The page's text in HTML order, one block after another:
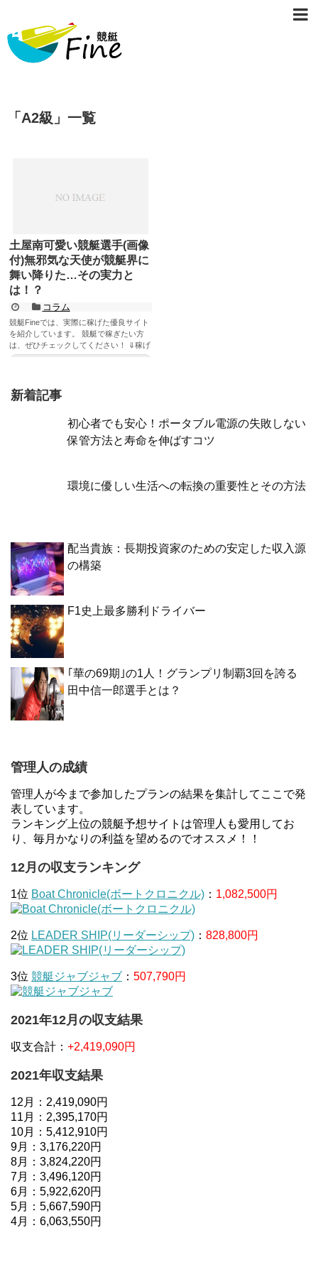
「 A2級 」 一覧
土屋南可愛い競艇選手(画像
付)無邪気な天使が競艇界に
舞い降りた…その実力と
は！？
コラム
競艇Fineでは、実際に稼げた優良サイト
を紹介しています。 競艇で稼ぎたい方
は、ぜひチェックしてください！ ⇓稼げ
たサイトはここ⇓ 稼げ...
新着記事
初心者でも安心！ポータブル電源の失敗しない
保管方法と寿命を伸ばすコツ
環境に優しい生活への転換の重要性とその方法
配当貴族：長期投資家のための安定した収入源
の構築
F1史上最多勝利ドライバー
｢華の69期｣の1人！グランプリ制覇3回を誇る
田中信一郎選手とは？
管理人の成績
管理人が今まで参加したプランの結果を集計してここで発
表しています。
ランキング上位の競艇予想サイトは管理人も愛用してお
り、毎月かなりの利益を望めるのでオススメ！！
12月の収支ランキング
1位 Boat Chronicle(ボートクロニクル) ： 1,082,500円
2位 LEADER SHIP(リーダーシップ) ： 828,800円
3位 競艇ジャブジャブ ： 507,790円
2021年12月の収支結果
収支合計： +2,419,090円
2021年収支結果
12月：2,419,090円
11月：2,395,170円
10月：5,412,910円
9月：3,176,220円
8月：3,824,220円
7月：3,496,120円
6月：5,922,620円
5月：5,667,590円
4月：6,063,550円